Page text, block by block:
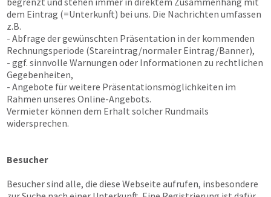
dem Eintrag (=Unterkunft) bei uns. Die Nachrichten umfassen
z.B.
- Abfrage der gewünschten Präsentation in der kommenden
Rechnungsperiode (Stareintrag/normaler Eintrag/Banner),
- ggf. sinnvolle Warnungen oder Informationen zu rechtlichen
Gegebenheiten,
- Angebote für weitere Präsentationsmöglichkeiten im
Rahmen unseres Online-Angebots.
Vermieter können dem Erhalt solcher Rundmails
widersprechen.
Besucher
Besucher sind alle, die diese Webseite aufrufen, insbesondere